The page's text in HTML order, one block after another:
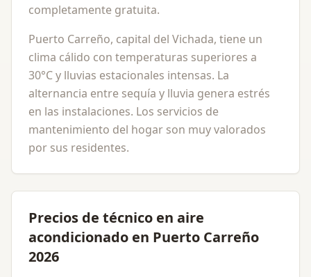
completamente gratuita.
Puerto Carreño, capital del Vichada, tiene un
clima cálido con temperaturas superiores a
30°C y lluvias estacionales intensas. La
alternancia entre sequía y lluvia genera estrés
en las instalaciones. Los servicios de
mantenimiento del hogar son muy valorados
por sus residentes.
Precios de técnico en aire
acondicionado en Puerto Carreño
2026